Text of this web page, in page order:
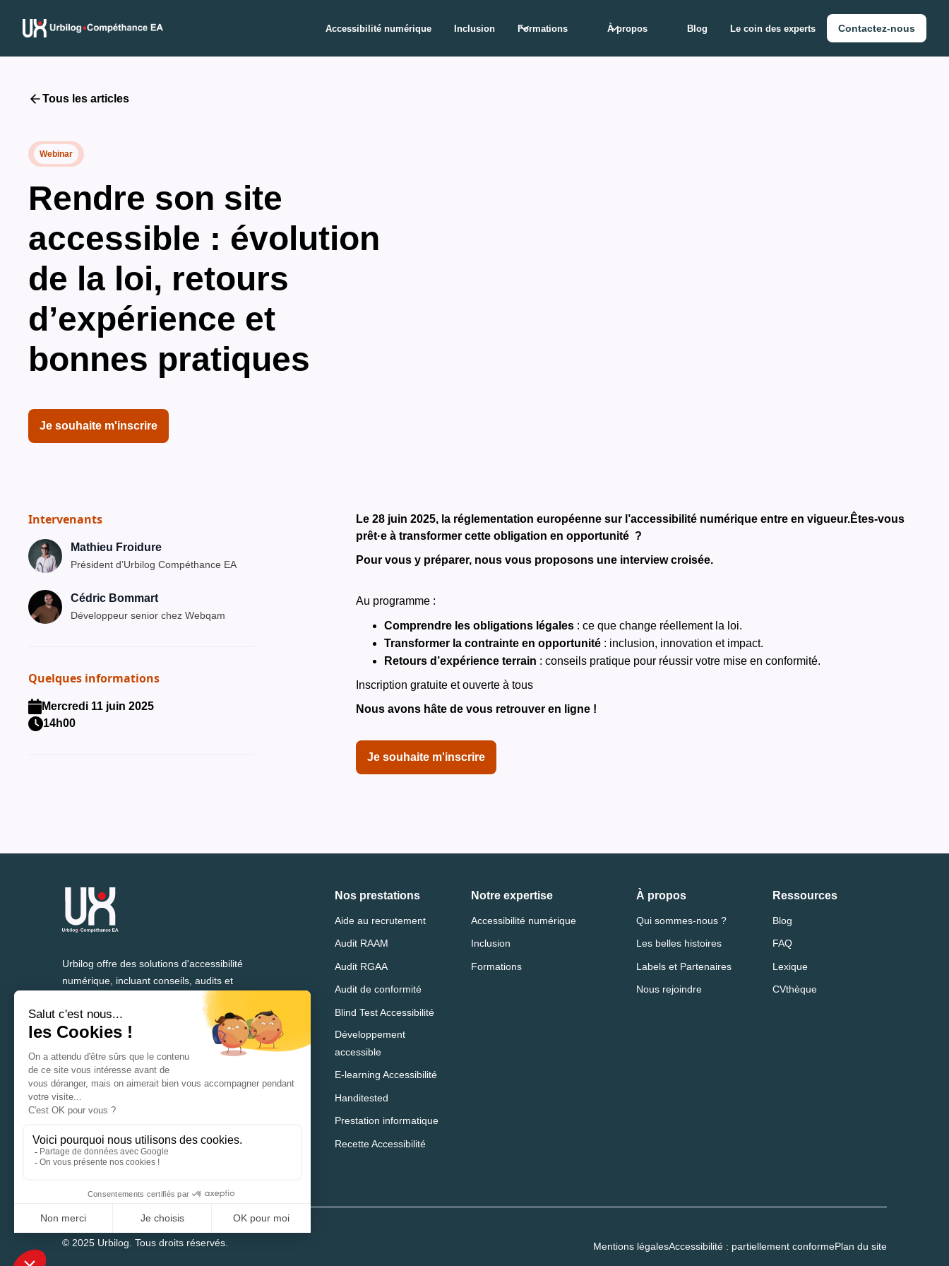
Accessibilité numérique Inclusion Formations À propos Blog Le coin des experts Contactez-nous
Tous les articles
Webinar
Rendre son site
accessible : évolution
de la loi, retours
d’expérience et
bonnes pratiques
Je souhaite m'inscrire
Intervenants
Mathieu Froidure
Président d’Urbilog Compéthance EA
Cédric Bommart
Développeur senior chez Webqam
Quelques informations
Mercredi 11 juin 2025
14h00
Le 28 juin 2025, la réglementation européenne sur l’accessibilité numérique entre en vigueur.Êtes-vous
prêt·e à transformer cette obligation en opportunité ?
Pour vous y préparer, nous vous proposons une interview croisée.
Au programme :
Comprendre les obligations légales : ce que change réellement la loi.
Transformer la contrainte en opportunité : inclusion, innovation et impact.
Retours d’expérience terrain : conseils pratique pour réussir votre mise en conformité.
Inscription gratuite et ouverte à tous
Nous avons hâte de vous retrouver en ligne !
Je souhaite m'inscrire
Urbilog offre des solutions d'accessibilité
numérique, incluant conseils, audits et
formation, depuis plus de 25 ans.
37 rue Denis Papin
59650 Villeneuve-d’Ascq
+33 3 28 55 21 30
info@urbilog.com
Nos prestations
Aide au recrutement
Audit RAAM
Audit RGAA
Audit de conformité
Blind Test Accessibilité
Développement
accessible
E-learning Accessibilité
Handitested
Prestation informatique
Recette Accessibilité
Notre expertise
Accessibilité numérique
Inclusion
Formations
À propos
Qui sommes-nous ?
Les belles histoires
Labels et Partenaires
Nous rejoindre
Ressources
Blog
FAQ
Lexique
CVthèque
© 2025 Urbilog. Tous droits réservés. Mentions légalesAccessibilité : partiellement conformePlan du site